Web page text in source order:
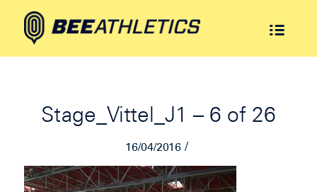
Stage_Vittel_J1 – 6 of 26
16/04/2016 /